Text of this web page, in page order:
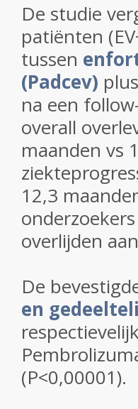
De studie
patiënten
tussen
(Padcev) plus
na een
overall
maanden vs
12,3
overlijden
De
en
(P<0,00001).